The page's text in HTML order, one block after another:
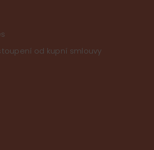
od kupní smlouvy